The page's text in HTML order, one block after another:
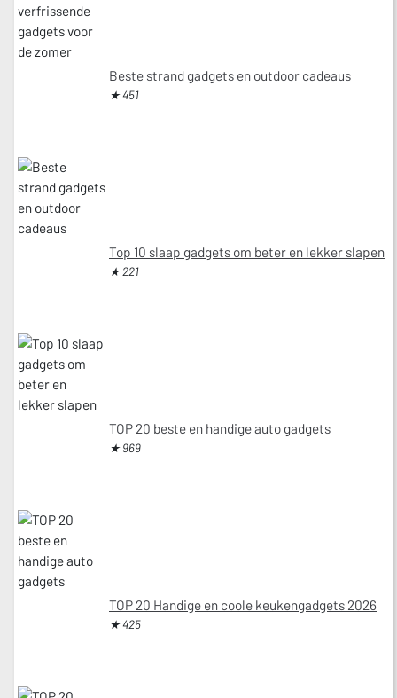
Beste strand gadgets en outdoor cadeaus
★ 451
Top 10 slaap gadgets om beter en lekker slapen
★ 221
TOP 20 beste en handige auto gadgets
★ 969
TOP 20 Handige en coole keukengadgets 2026
★ 425